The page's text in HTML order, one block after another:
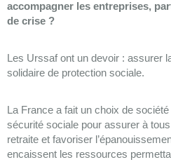
accompagner les entreprises,
de crise ?
Les Urssaf ont un devoir : assurer
solidaire de protection sociale.
La France a fait un choix de
sécurité sociale pour assurer à
retraite et favoriser
encaissent les ressources